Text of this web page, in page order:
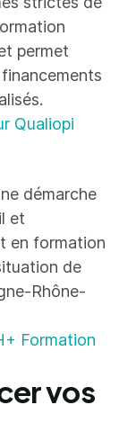
permet
financements
Qualiopi
démarche
et
en formation
de
Rhône-
Formation
vos